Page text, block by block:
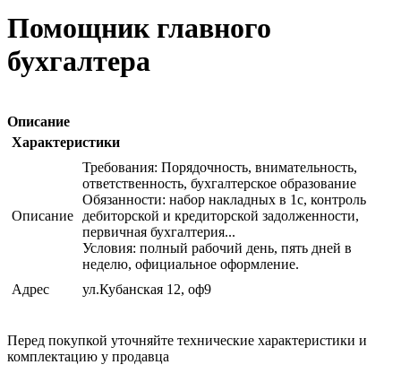
Помощник главного
бухгалтера
Описание
Характеристики
Описание
Требования: Порядочность, внимательность,
ответственность, бухгалтерское образование
Обязанности: набор накладных в 1с, контроль
дебиторской и кредиторской задолженности,
первичная бухгалтерия...
Условия: полный рабочий день, пять дней в
неделю, официальное оформление.
Адрес
ул.Кубанская 12, оф9
Перед покупкой уточняйте технические характеристики и
комплектацию у продавца